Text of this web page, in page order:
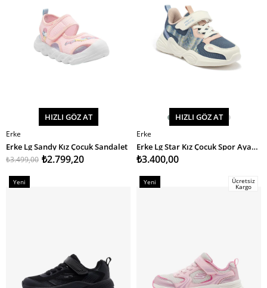
SEPETE EKLE
HIZLI GÖZ AT
Erke
Erke Lg Sandy Kız Çocuk Sandalet
₺2.799,20
₺3.499,00
SEPETE EKLE
HIZLI GÖZ AT
Erke
Erke Lg Star Kız Çocuk Spor Ayakkabı
₺3.400,00
Yeni
Yeni
Ücretsiz
Kargo